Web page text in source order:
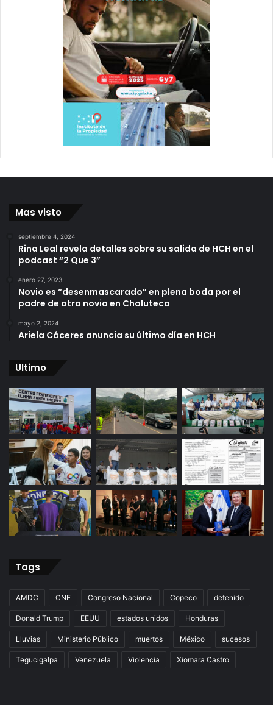
Mas visto
septiembre 4, 2024
Rina Leal revela detalles sobre su salida de HCH en el
podcast “2 Que 3”
enero 27, 2023
Novio es “desenmascarado” en plena boda por el
padre de otra novia en Choluteca
mayo 2, 2024
Ariela Cáceres anuncia su último día en HCH
Ultimo
Tags
AMDC CNE Congreso Nacional Copeco detenido
Donald Trump EEUU estados unidos Honduras
Lluvias Ministerio Público muertos México sucesos
Tegucigalpa Venezuela Violencia Xiomara Castro